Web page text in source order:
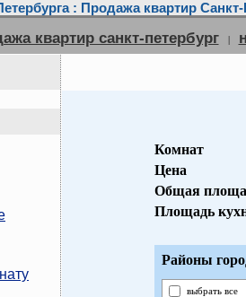
: Продажа квартир Санкт-
квартир санкт-петербург |
Комнат
Цена
Общая
Площадь
Районы
выбрать все